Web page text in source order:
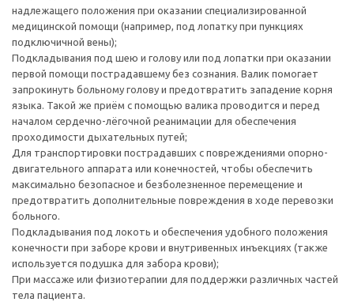
надлежащего положения при оказании специализированной
медицинской помощи (например, под лопатку при пункциях
подключичной вены);
Подкладывания под шею и голову или под лопатки при оказании
первой помощи пострадавшему без сознания. Валик помогает
запрокинуть больному голову и предотвратить западение корня
языка. Такой же приём с помощью валика проводится и перед
началом сердечно-лёгочной реанимации для обеспечения
проходимости дыхательных путей;
Для транспортировки пострадавших с повреждениями опорно-
двигательного аппарата или конечностей, чтобы обеспечить
максимально безопасное и безболезненное перемещение и
предотвратить дополнительные повреждения в ходе перевозки
больного.
Подкладывания под локоть и обеспечения удобного положения
конечности при заборе крови и внутривенных инъекциях (также
используется подушка для забора крови);
При массаже или физиотерапии для поддержки различных частей
тела пациента.